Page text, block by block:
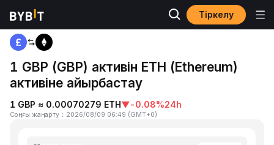
Тіркелу
Басты бет
1 GBP (GBP) активін ETH (Ethereum)
активіне айырбастау
1 GBP ≈ 0.00070279 ETH▼-0.08%24h
Соңғы жаңарту ： 2026/08/09 06:49 (GMT+0)